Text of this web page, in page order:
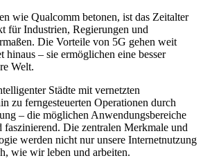
wie Qualcomm betonen, ist das Zeitalter
für Industrien, Regierungen und
Die Vorteile von 5G gehen weit
hinaus – sie ermöglichen eine besser
Welt.
Städte mit vernetzten
zu ferngesteuerten Operationen durch
– die möglichen Anwendungsbereiche
Die zentralen Merkmale und
werden nicht nur unsere Internetnutzung
wie wir leben und arbeiten.